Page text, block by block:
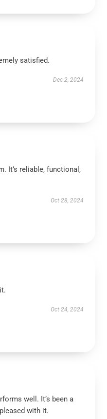
satisfied.
Dec 2, 2024
It’s reliable, functional,
Oct 28, 2024
Oct 24, 2024
well. It’s been a
with it.